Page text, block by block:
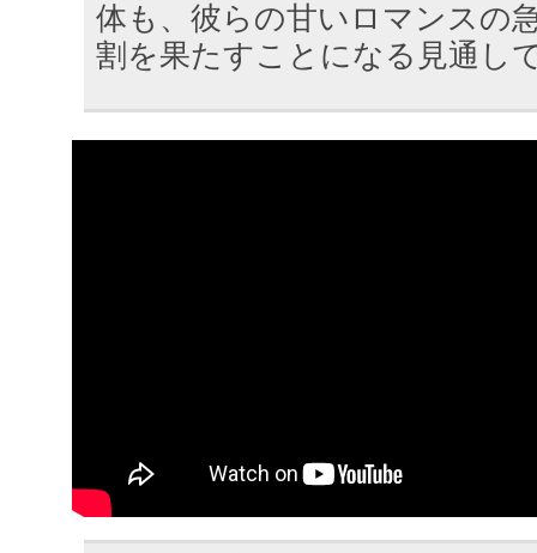
体も、彼らの甘いロマンスの
割を果たすことになる見通し